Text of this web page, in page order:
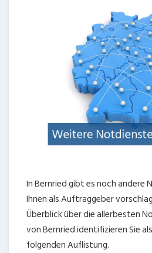
In Bernried gibt es noch andere
Ihnen als Auftraggeber
Überblick über die allerbesten
von Bernried identifizieren Sie
folgenden Auflistung.